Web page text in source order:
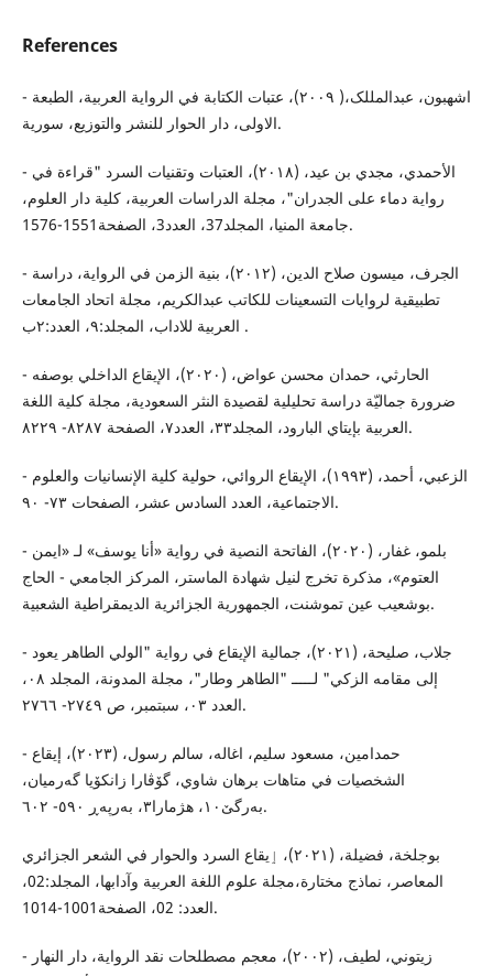
References
- اشهبون، عبدالمللک،( ۲۰۰۹)، عتبات الکتابة في الروایة العربیة، الطبعة
الاولی، دار الحوار للنشر والتوزیع، سوریة.
- الأحمدي، مجدي بن عيد، (۲۰۱۸)، العتبات وتقنيات السرد "قراءة في
رواية دماء على الجدران"، مجلة الدراسات العربية، كلية دار العلوم،
جامعة المنيا، المجلد37، العدد3، الصفحة1551-1576.
- الجرف، میسون صلاح الدین، (٢٠١٢)، بنیة الزمن في الروایة، دراسة
تطبیقیة لروایات التسعینات للکاتب عبدالکریم، مجلة اتحاد الجامعات
العربیة للاداب، المجلد:٩، العدد:٢ب .
- الحارثي، حمدان محسن عواض، (٢٠٢٠)، الإيقاع الداخلي بوصفه
ضرورة جماليّة دراسة تحليلية لقصيدة النثر السعودية، مجلة كلية اللغة
العربية بإيتاي البارود، المجلد۳۳، العدد۷، الصفحة ٨۲٨۷- ۸۲۲۹.
- الزعبي، أحمد، (١٩٩٣)، الإيقاع الروائي، حولية كلية الإنسانيات والعلوم
الاجتماعية، العدد السادس عشر، الصفحات ٧٣- ٩٠.
- بلمو، غفار، (٢٠٢٠)، الفاتحة النصية في رواية «أنا يوسف» لـ «ايمن
العتوم»، مذكرة تخرج لنيل شهادة الماستر، المركز الجامعي - الحاج
بوشعيب عين تموشنت، الجمهورية الجزائرية الديمقراطية الشعبية.
- جلاب، صليحة، (٢٠٢١)، جمالية الإيقاع في رواية "الولي الطاهر يعود
إلى مقامه الزكي" لـــــ "الطاهر وطار"، مجلة المدونة، المجلد ٠٨،
العدد ٠٣، سبتمبر، ص ٢٧٤٩- ٢٧٦٦.
- حمدامين، مسعود سليم، اغاله، سالم رسول، (۲۰۲۳)، إيقاع
الشخصيات في متاهات برهان شاوي، گۆڤارا زانکۆیا گەرمیان،
بەرگێ۱۰، هژمارا۳، بەرپەڕ ٥۹۰- ٦۰۲.
بوجلخة، فضیلة، (۲۰۲۱)، ٳیقاع السرد والحوار في الشعر الجزائري
المعاصر، نماذج مختارة،مجلة علوم اللغة العربیة وآدابها، المجلد:02،
العدد: 02، الصفحة1001-1014.
- زيتوني، لطيف، (٢٠٠٢)، معجم مصطلحات نقد الرواية، دار النهار